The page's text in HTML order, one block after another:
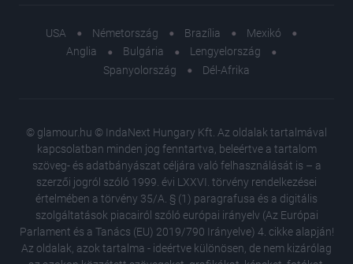
USA Németország Brazília
Mexikó
Anglia
Bulgária
Lengyelország
Spanyolország
Dél-Afrika
© glamour.hu © IndaNext Hungary Kft. Az oldalak tartalmával
kapcsolatban minden jog fenntartva, beleértve a tartalom
szöveg- és adatbányászat céljára való felhasználását is – a
szerzői jogról szóló 1999. évi LXXVI. törvény rendelkezései
értelmében a törvény 35/A. § (1) paragrafusa és a digitális
szolgáltatások piacairól szóló európai irányelv (Az Európai
Parlament és a Tanács (EU) 2019/790 Irányelve) 4. cikke alapján!
Az oldalak, azok tartalma - ideértve különösen, de nem kizárólag